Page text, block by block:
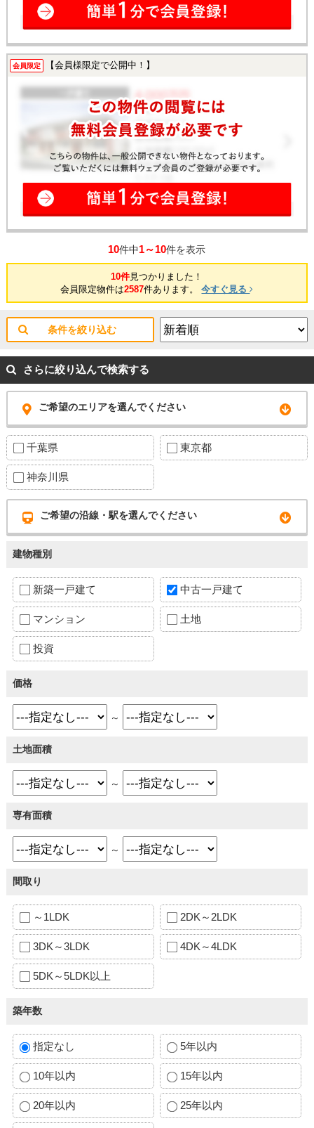
会員限定 【会員様限定で公開中！】
10件中1～10件を表示
10件見つかりました！
会員限定物件は2587件あります。今すぐ見る
条件を絞り込む
さらに絞り込んで検索する
ご希望のエリアを選んでください
千葉県 東京都
神奈川県
ご希望の沿線・駅を選んでください
建物種別
新築一戸建て 中古一戸建て
マンション 土地
投資
価格
～
土地面積
～
専有面積
～
間取り
～1LDK 2DK～2LDK
3DK～3LDK 4DK～4LDK
5DK～5LDK以上
築年数
指定なし 5年以内
10年以内 15年以内
20年以内 25年以内